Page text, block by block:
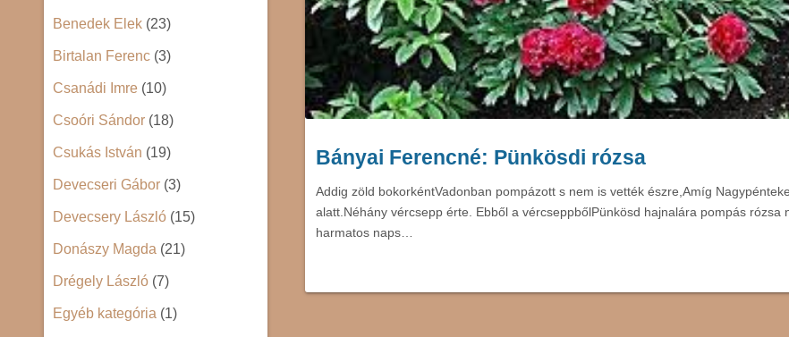
Bányai Ferencné: Pünkösdi rózsa
Addig zöld bokorkéntVadonban pompázott s nem is vették észre,Amíg
alatt.Néhány vércsepp érte. Ebből a vércseppbőlPünkösd hajnalára pompás rózsa
harmatos naps…
Benedek Elek (23)
Birtalan Ferenc (3)
Csanádi Imre (10)
Csoóri Sándor (18)
Csukás István (19)
Devecseri Gábor (3)
Devecsery László (15)
Donászy Magda (21)
Drégely László (7)
Egyéb kategória (1)